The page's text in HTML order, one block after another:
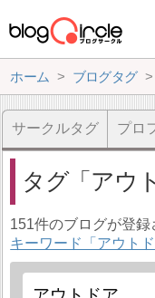
ホーム ブログタグ
サークルタグ プロ
タグ アウ
151件のブログが登録
キーワード「アウト